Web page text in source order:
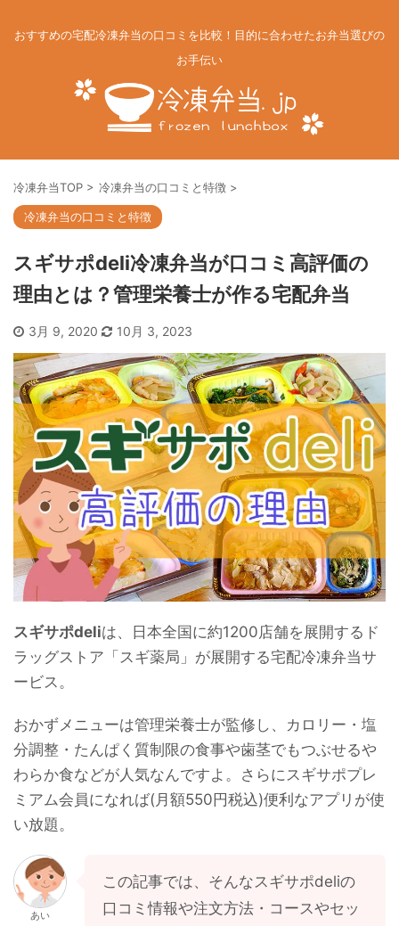
おすすめの宅配冷凍弁当の口コミを比較！目的に合わせたお弁当選びの
お手伝い
冷凍弁当TOP > 冷凍弁当の口コミと特徴 >
冷凍弁当の口コミと特徴
スギサポdeli冷凍弁当が口コミ高評価の
理由とは？管理栄養士が作る宅配弁当
3月 9, 2020 10月 3, 2023
スギサポdeliは、日本全国に約1200店舗を展開するド
ラッグストア「スギ薬局」が展開する宅配冷凍弁当サ
ービス。
おかずメニューは管理栄養士が監修し、カロリー・塩
分調整・たんぱく質制限の食事や歯茎でもつぶせるや
わらか食などが人気なんですよ。さらにスギサポプレ
ミアム会員になれば(月額550円税込)便利なアプリが使
い放題。
あい
この記事では、そんなスギサポdeliの
口コミ情報や注文方法・コースやセッ